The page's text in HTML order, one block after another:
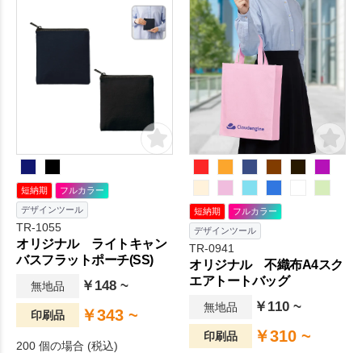
短納期
フルカラー
デザインツール
TR-1055
オリジナル ライトキャン
バスフラットポーチ(SS)
無地品 ￥148 ~
印刷品 ￥343 ~
200 個の場合 (税込)
短納期
フルカラー
デザインツール
TR-0941
オリジナル 不織布A4スク
エアトートバッグ
無地品 ￥110 ~
印刷品 ￥310 ~